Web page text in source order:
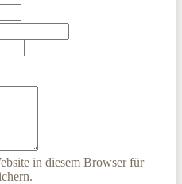
in diesem Browser für